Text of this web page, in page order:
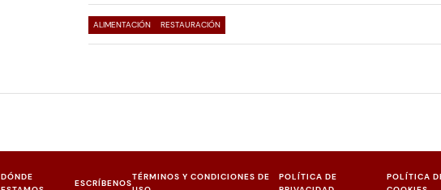
ALIMENTACIÓN RESTAURACIÓN
DÓNDE
ESCRÍBENOS
TÉRMINOS Y CONDICIONES DE
POLÍTICA DE
POLÍTICA